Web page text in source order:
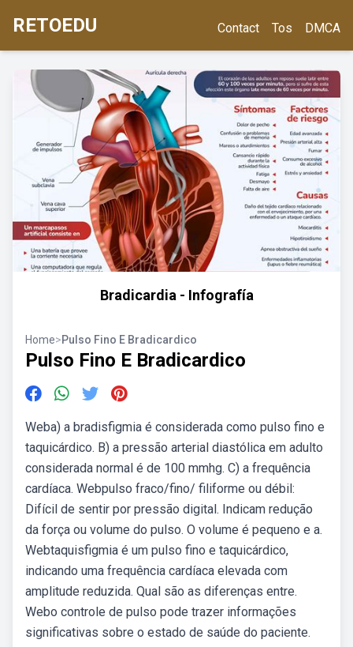
RETOEDU Contact Tos DMCA
Bradicardia - Infografía
Home>Pulso Fino E Bradicardico
Pulso Fino E Bradicardico
Weba) a bradisfigmia é considerada como pulso fino e
taquicárdico. B) a pressão arterial diastólica em adulto
considerada normal é de 100 mmhg. C) a frequência
cardíaca. Webpulso fraco/fino/ filiforme ou débil:
Difícil de sentir por pressão digital. Indicam redução
da força ou volume do pulso. O volume é pequeno e a.
Webtaquisfigmia é um pulso fino e taquicárdico,
indicando uma frequência cardíaca elevada com
amplitude reduzida. Qual são as diferenças entre.
Webo controle de pulso pode trazer informações
significativas sobre o estado de saúde do paciente.